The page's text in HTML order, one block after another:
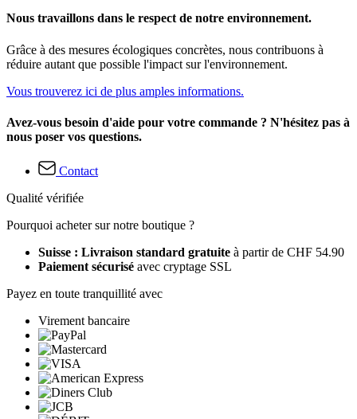
Nous travaillons dans le respect de notre environnement.
Grâce à des mesures écologiques concrètes, nous contribuons à
réduire autant que possible l'impact sur l'environnement.
Vous trouverez ici de plus amples informations.
Avez-vous besoin d'aide pour votre commande ? N'hésitez pas à
nous poser vos questions.
Contact
Qualité vérifiée
Pourquoi acheter sur notre boutique ?
Suisse : Livraison standard gratuite à partir de CHF 54.90
Paiement sécurisé avec cryptage SSL
Payez en toute tranquillité avec
Virement bancaire